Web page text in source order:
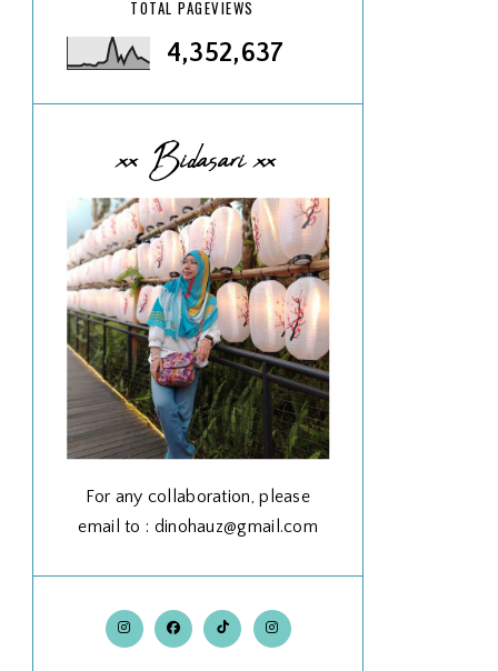
TOTAL PAGEVIEWS
4,352,637
xx Bidasari xx
For any collaboration, please
email to : dinohauz@gmail.com